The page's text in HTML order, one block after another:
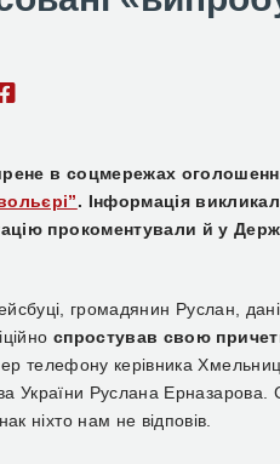
в соцмережах
. Інформація
прокоментували й у
громадянин Руслан,
спростував свою
телефону керівника
України Руслана
ніхто нам не відповів.